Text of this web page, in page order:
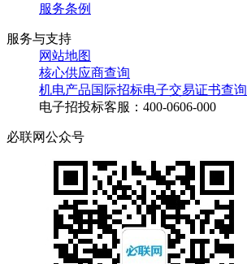
服务条例
服务与支持
网站地图
核心供应商查询
机电产品国际招标电子交易证书查询
电子招投标客服：400-0606-000
必联网公众号